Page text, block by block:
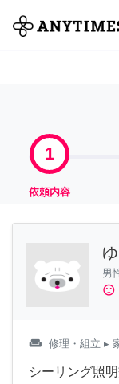
全て
1
依頼内容
男
sentiment_satisfied
weekend 修理・組立 ▸
シーリング照